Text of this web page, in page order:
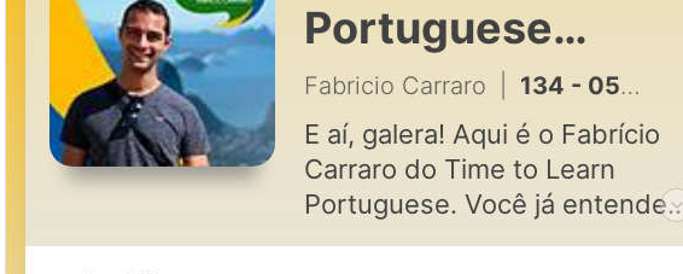
Portuguese
Podcast
Fabricio Carraro 134 - 056 - Islândia: auroras boreais e aventuras | Podcast in Portuguese
E aí, galera! Aqui é o Fabrício
Carraro do Time to Learn
Portuguese. Você já entende
um pouco o português mas